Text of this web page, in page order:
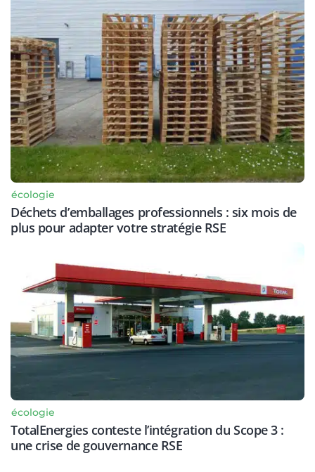
écologie
Déchets d’emballages professionnels : six mois de
plus pour adapter votre stratégie RSE
écologie
TotalEnergies conteste l’intégration du Scope 3 :
une crise de gouvernance RSE